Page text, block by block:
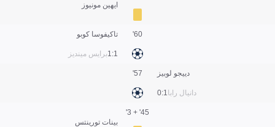
ايهين مونيوز
تاكيفوسا كوبو
برايس مينديز1:1
60'
دييجو لوبيز
دانيال رابا1:0
57'
بينات تورينتس
45' + 3'